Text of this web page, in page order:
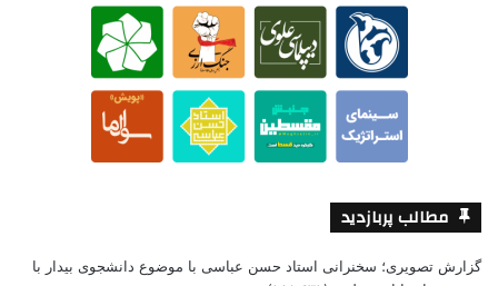
مطالب پربازدید
گزارش تصویری؛ سخنرانی استاد حسن عباسی با موضوع دانشجوی بیدار با